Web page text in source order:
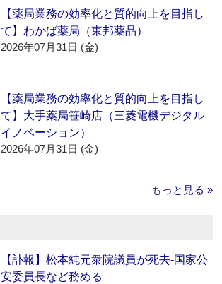
【薬局業務の効率化と質的向上を目指し
て】わかば薬局（東邦薬品）
2026年07月31日 (金)
【薬局業務の効率化と質的向上を目指し
て】大手薬局笹崎店（三菱電機デジタル
イノベーション）
2026年07月31日 (金)
もっと見る »
【訃報】松本純元衆院議員が死去‐国家公
安委員長など務める